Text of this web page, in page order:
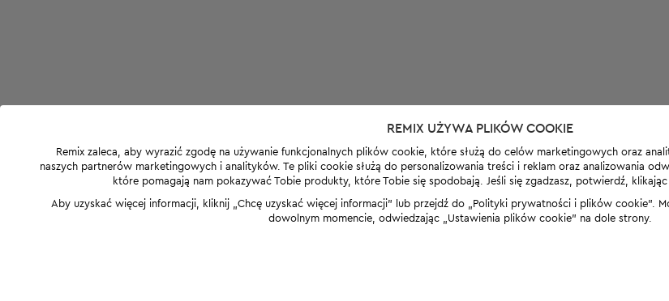
REMIX UŻYWA PLIKÓW COOKIE
Remix zaleca, aby wyrazić zgodę na używanie funkcjonalnych plików cookie, które służą do celów marketingowych oraz
naszych partnerów marketingowych i analityków. Te pliki cookie służą do personalizowania treści i reklam oraz analizowania
które pomagają nam pokazywać Tobie produkty, które Tobie się spodobają. Jeśli się zgadzasz, potwierdź, klikając
Aby uzyskać więcej informacji, kliknij „Chcę uzyskać więcej informacji” lub przejdź do „Polityki prywatności i plików cookie”.
dowolnym momencie, odwiedzając „Ustawienia plików cookie” na dole strony.